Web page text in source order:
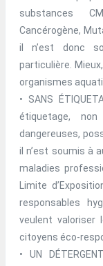
substances
Cancérogène,
il n’est donc
particulière.
organismes
• SANS
étiquetage,
dangereuses,
il n’est soumis à
maladies
Limite
responsables
veulent valoriser
citoyens éco-
• UN